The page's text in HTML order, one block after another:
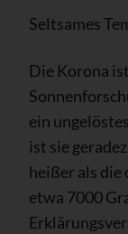
Seltsames
Die Korona
ein
ist sie
heißer als die
etwa 7000